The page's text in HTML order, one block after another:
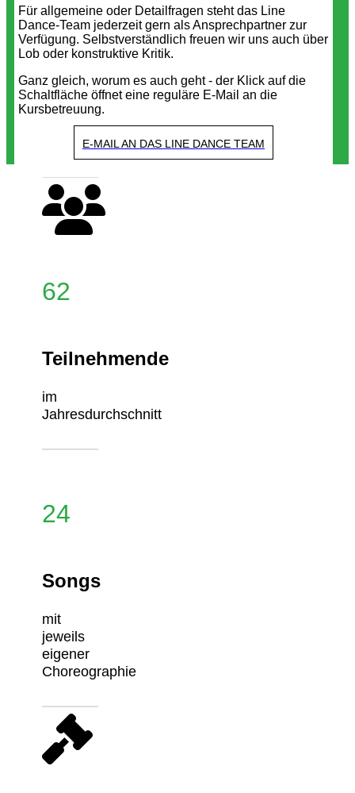
Für allgemeine oder Detailfragen steht das Line
Dance-Team jederzeit gern als Ansprechpartner zur
Verfügung. Selbstverständlich freuen wir uns auch über
Lob oder konstruktive Kritik.
Ganz gleich, worum es auch geht - der Klick auf die
Schaltfläche öffnet eine reguläre E-Mail an die
Kursbetreuung.
E-MAIL AN DAS LINE DANCE TEAM
62
Teilnehmende
im
Jahresdurchschnitt
24
Songs
mit
jeweils
eigener
Choreographie